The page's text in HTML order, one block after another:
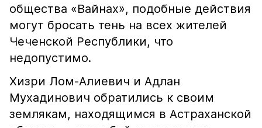
общества «Вайнах», подобные действия
могут бросать тень на всех жителей
Чеченской Республики, что
недопустимо.
Хизри Лом-Алиевич и Адлан
Мухадинович обратились к своим
землякам, находящимся в Астраханской